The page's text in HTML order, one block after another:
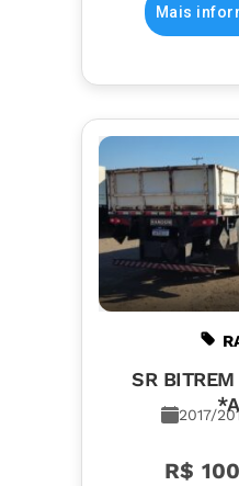
Mais
SR BITREM
2017/
R$